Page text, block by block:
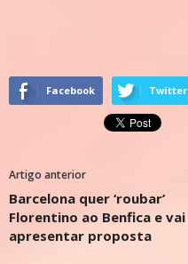
Facebook Twitter
Artigo anterior
Barcelona quer ‘roubar’
Florentino ao Benfica e vai
apresentar proposta